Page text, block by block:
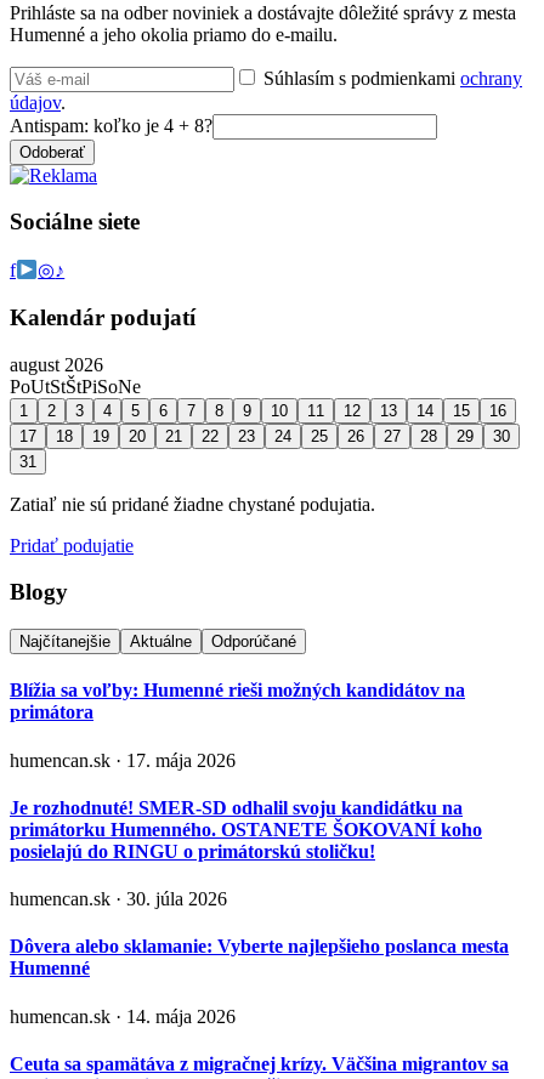
Prihláste sa na odber noviniek a dostávajte dôležité správy z mesta
Humenné a jeho okolia priamo do e-mailu.
Súhlasím s podmienkami ochrany
údajov.
Antispam: koľko je 4 + 8?
Odoberať
Sociálne siete
f ◎♪
Kalendár podujatí
august 2026
PoUtStŠtPiSoNe
1 2 3 4 5 6 7 8 9 10 11 12 13 14 15
16
17
18 19 20 21 22 23 24 25 26 27 28 29
30
31
Zatiaľ nie sú pridané žiadne chystané podujatia.
Pridať podujatie
Blogy
Najčítanejšie Aktuálne Odporúčané
Blížia sa voľby: Humenné rieši možných kandidátov na
primátora
humencan.sk · 17. mája 2026
Je rozhodnuté! SMER-SD odhalil svoju kandidátku na
primátorku Humenného. OSTANETE ŠOKOVANÍ koho
posielajú do RINGU o primátorskú stoličku!
humencan.sk · 30. júla 2026
Dôvera alebo sklamanie: Vyberte najlepšieho poslanca mesta
Humenné
humencan.sk · 14. mája 2026
Ceuta sa spamätáva z migračnej krízy. Väčšina migrantov sa